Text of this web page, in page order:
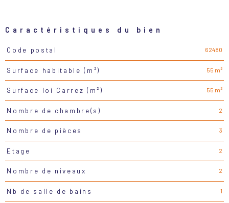
Caractéristiques du bien
Caractéristiques
Code postal 62480
Surface habitable (m²) 55 m²
Surface loi Carrez (m²) 55 m²
Nombre de chambre(s) 2
Nombre de pièces 3
Etage 2
Nombre de niveaux 2
Nb de salle de bains 1